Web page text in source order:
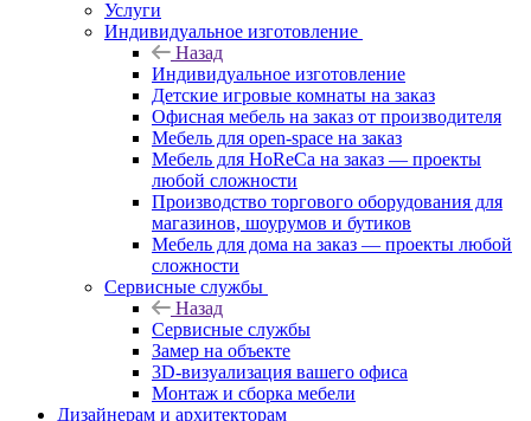
Услуги
Индивидуальное изготовление
Назад
Индивидуальное изготовление
Детские игровые комнаты на заказ
Офисная мебель на заказ от производителя
Мебель для open-space на заказ
Мебель для HoReCa на заказ — проекты
любой сложности
Производство торгового оборудования для
магазинов, шоурумов и бутиков
Мебель для дома на заказ — проекты любой
сложности
Сервисные службы
Назад
Сервисные службы
Замер на объекте
3D-визуализация вашего офиса
Монтаж и сборка мебели
Дизайнерам и архитекторам